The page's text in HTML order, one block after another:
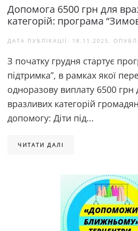
Допомога 6500 грн для
категорій: програма
ДАТА ПУБЛІКАЦІЇ: 18.11.2025 .
З початку грудня стартує
підтримка”, в рамках якої
одноразову виплату 6500
вразливих категорій
допомогу: Діти під...
ЧИТАТИ ДАЛІ